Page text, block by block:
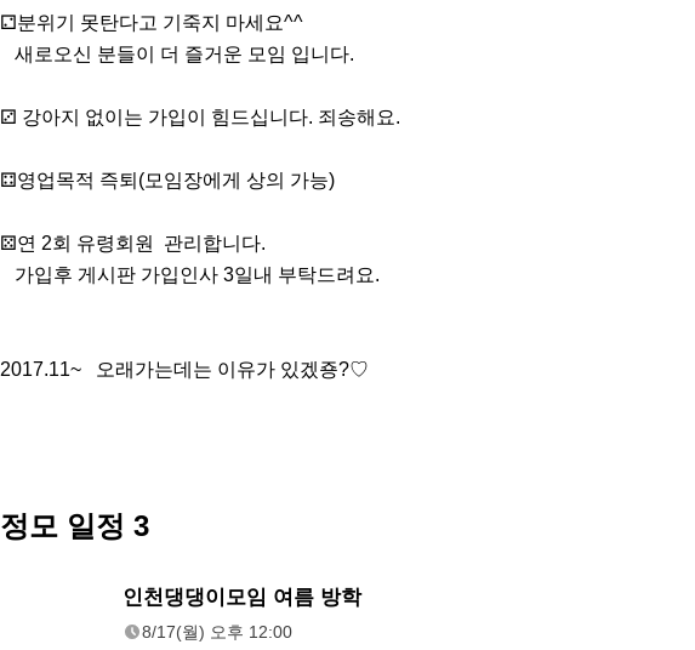
⚁분위기 못탄다고 기죽지 마세요^^
⚂ 강아지 없이는 가입이 힘드십니다. 죄송해요.
⚃영업목적 즉퇴(모임장에게 상의 가능)
⚄연 2회 유령회원  관리합니다.
2017.11~   오래가는데는 이유가 있겠죵?♡
정모 일정 3
인천댕댕이모임 여름 방학
8/17(월) 오후 12:00